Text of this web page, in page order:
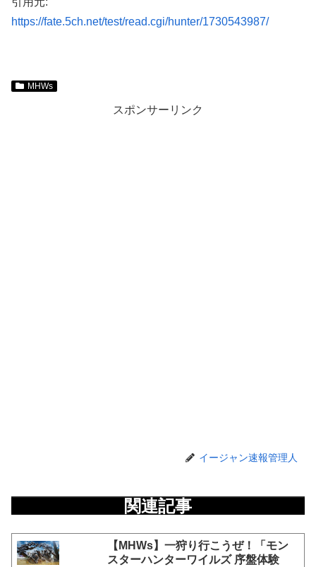
https://fate.5ch.net/test/read.cgi/hunter/1730543987/
MHWs
スポンサーリンク
イージャン速報管理人
関連記事
【MHWs】一狩り行こうぜ！「モン
スターハンターワイルズ 序盤体験